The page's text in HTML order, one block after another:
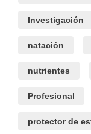
Investigación
natación
nutrientes
Profesional
protector de